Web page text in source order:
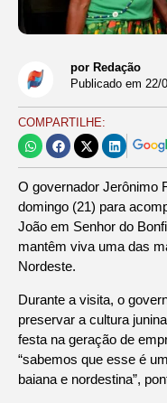
por Redação
Publicado em 22/
COMPARTILHE:
O governador Jerônimo
domingo (21) para
João em Senhor do
mantêm viva uma das
Nordeste.
Durante a visita, o
preservar a cultura
festa na geração de
“sabemos que esse é
baiana e nordestina”,